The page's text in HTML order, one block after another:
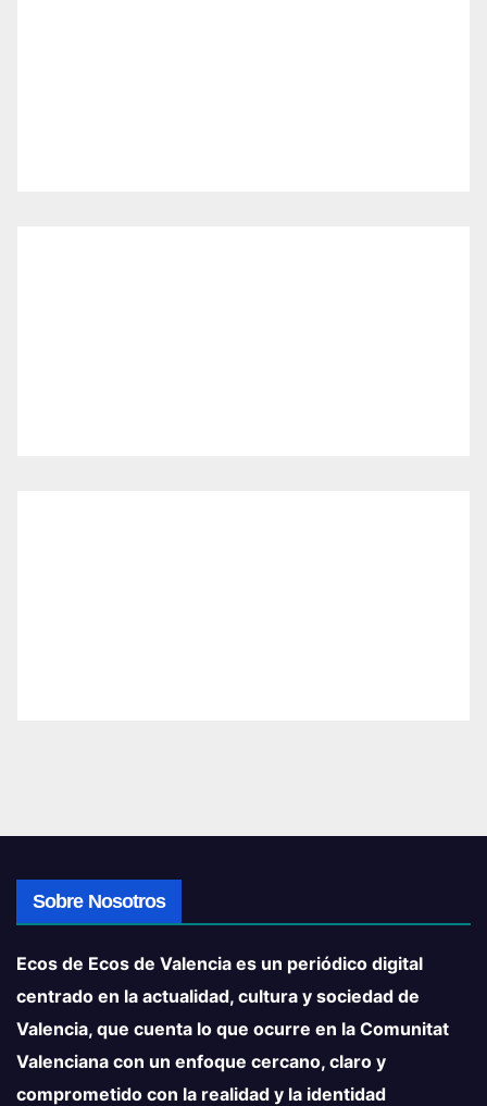
Sobre Nosotros
Ecos de Ecos de Valencia es un periódico digital
centrado en la actualidad, cultura y sociedad de
Valencia, que cuenta lo que ocurre en la Comunitat
Valenciana con un enfoque cercano, claro y
comprometido con la realidad y la identidad